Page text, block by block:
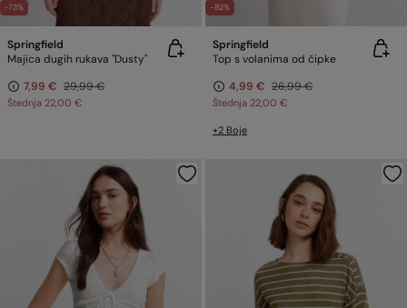
-73%
Springfield
Majica dugih rukava "Dusty"
7,99 € 29,99 €
Štednja 22,00 €
-82%
Springfield
Top s volanima od čipke
4,99 € 26,99 €
Štednja 22,00 €
+2 Boje